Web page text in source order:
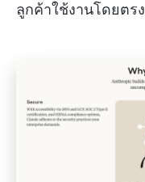
ลูกค้าใช้งานโดยตรง